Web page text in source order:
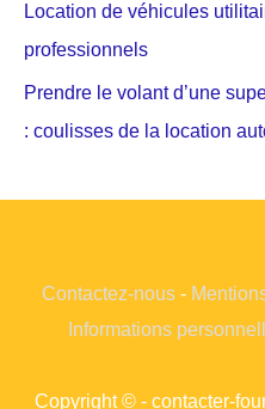
Location de véhicules
professionnels
Prendre le volant d’une
: coulisses de la location
Contactez-nous-
Informations
Copyright © - contacter-